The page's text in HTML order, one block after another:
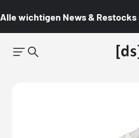
Alle wichtigen News & Restocks